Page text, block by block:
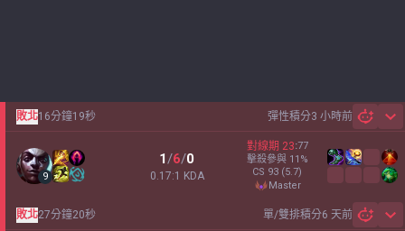
彈性積分3 小時前
敗北16分鐘19秒
9
1/6/0
0.17:1 KDA
對線期 23:77
擊殺參與 11 %
CS 93 (5.7)
master
單/雙排積分6 天前
敗北27分鐘20秒